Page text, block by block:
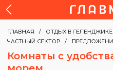
ГЛАВНАЯ ОТДЫХ В ГЕЛЕНДЖИКЕ
ЧАСТНЫЙ СЕКТОР
Комнаты с